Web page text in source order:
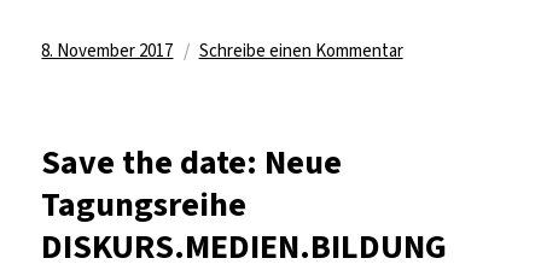
Veröffentlicht
8. November 2017 Schreibe einen Kommentarzu
Save the date: Neue
Tagungsreihe
DISKURS.MEDIEN.BILDUNG